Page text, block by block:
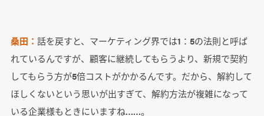
桑田： 話を戻すと、マーケティング界では1：5の法則と呼ば
れているんですが、顧客に継続してもらうより、新規で契約
してもらう方が5倍コストがかかるんです。だから、解約して
ほしくないという思いが出すぎて、解約方法が複雑になって
いる企業様もときにいますね……。